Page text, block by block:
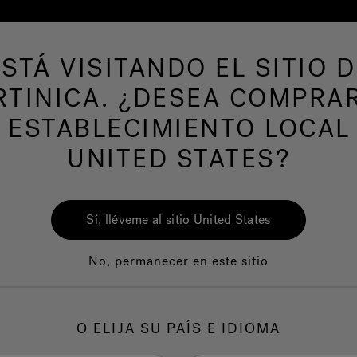
hidromasaje Más productos Nuestra
Servicio al
VISITANDO EL SITIO
¿DESEA
ESTABLECIMIENTO LOCAL
UNITED STATES?
Sí, lléveme al sitio United States
No, permanecer en este sitio
O ELIJA SU PAÍS E IDIOMA